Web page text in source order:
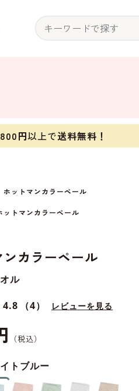
円以上で送料無料！
ホットマンカラーペール
ットマンカラーペール
カラーペール
ル
4.8 （4） レビューを見る
トブルー